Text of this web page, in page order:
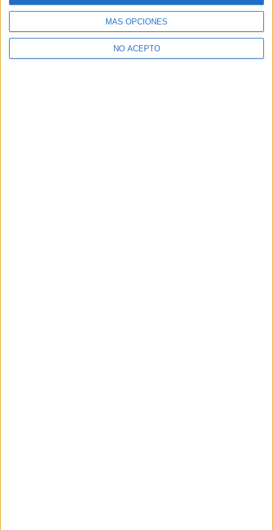
MÁS OPCIONES
NO ACEPTO